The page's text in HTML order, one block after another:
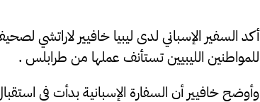
أكد السفير الإسباني لدى ليبيا خافيير لاراتشي
للمواطنين الليبيين تستأنف عملها من طرابلس .